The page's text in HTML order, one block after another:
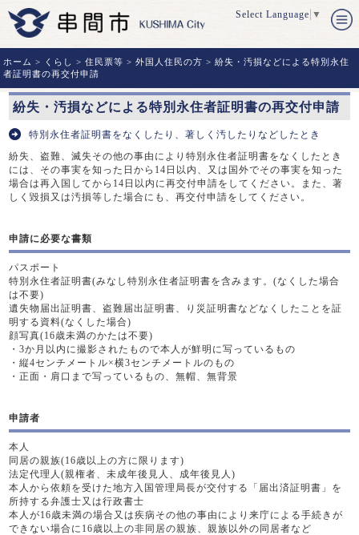
Select Language ▼
ホーム > くらし >住民票等 >外国人住民の方 > 紛失・汚損などによる特別永住
者証明書の再交付申請
紛失・汚損などによる特別永住者証明書の再交付申請
特別永住者証明書をなくしたり、著しく汚したりなどしたとき
紛失、盗難、滅失その他の事由により特別永住者証明書をなくしたとき
には、その事実を知った日から14日以内、又は国外でその事実を知った
場合は再入国してから14日以内に再交付申請をしてください。また、著
しく毀損又は汚損等した場合にも、再交付申請をしてください。
申請に必要な書類
パスポート
特別永住者証明書(みなし特別永住者証明書を含みます。(なくした場合
は不要)
遺失物届出証明書、盗難届出証明書、り災証明書などなくしたことを証
明する資料(なくした場合)
顔写真(16歳未満のかたは不要)
・3か月以内に撮影されたもので本人が鮮明に写っているもの
・縦4センチメートル×横3センチメートルのもの
・正面・肩口まで写っているもの、無帽、無背景
申請者
本人
同居の親族(16歳以上の方に限ります)
法定代理人(親権者、未成年後見人、成年後見人)
本人から依頼を受けた地方入国管理局長が交付する「届出済証明書」を
所持する弁護士又は行政書士
本人が16歳未満の場合又は疾病その他の事由により来庁による手続きが
できない場合に16歳以上の非同居の親族、親族以外の同居者など